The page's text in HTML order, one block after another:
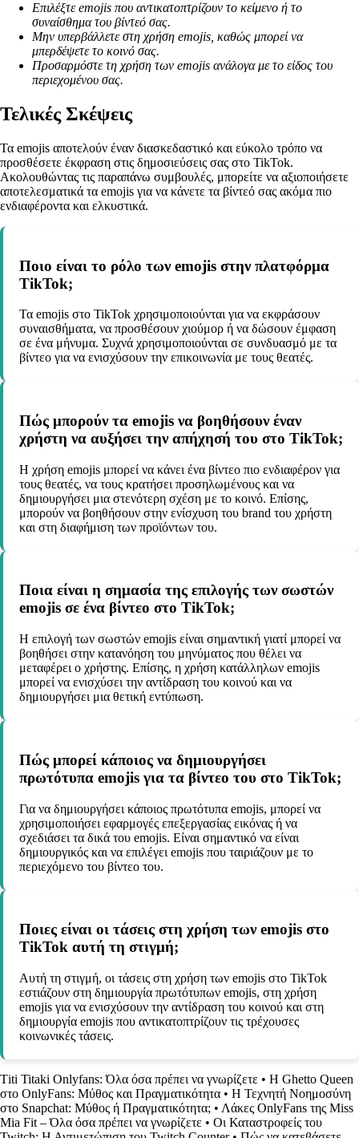
Επιλέξτε emojis που αντικατοπτρίζουν το κείμενο ή το
συναίσθημα του βίντεό σας.
Μην υπερβάλλετε στη χρήση emojis, καθώς μπορεί να
μπερδέψετε το κοινό σας.
Προσαρμόστε τη χρήση των emojis ανάλογα με το είδος του
περιεχομένου σας.
Τελικές Σκέψεις
Τα emojis αποτελούν έναν διασκεδαστικό και εύκολο τρόπο να
προσθέσετε έκφραση στις δημοσιεύσεις σας στο TikTok.
Ακολουθώντας τις παραπάνω συμβουλές, μπορείτε να αξιοποιήσετε
αποτελεσματικά τα emojis για να κάνετε τα βίντεό σας ακόμα πιο
ενδιαφέροντα και ελκυστικά.
Ποιο είναι το ρόλο των emojis στην πλατφόρμα
TikTok;
Τα emojis στο TikTok χρησιμοποιούνται για να εκφράσουν
συναισθήματα, να προσθέσουν χιούμορ ή να δώσουν έμφαση
σε ένα μήνυμα. Συχνά χρησιμοποιούνται σε συνδυασμό με τα
βίντεο για να ενισχύσουν την επικοινωνία με τους θεατές.
Πώς μπορούν τα emojis να βοηθήσουν έναν
χρήστη να αυξήσει την απήχησή του στο TikTok;
Η χρήση emojis μπορεί να κάνει ένα βίντεο πιο ενδιαφέρον για
τους θεατές, να τους κρατήσει προσηλωμένους και να
δημιουργήσει μια στενότερη σχέση με το κοινό. Επίσης,
μπορούν να βοηθήσουν στην ενίσχυση του brand του χρήστη
και στη διαφήμιση των προϊόντων του.
Ποια είναι η σημασία της επιλογής των σωστών
emojis σε ένα βίντεο στο TikTok;
Η επιλογή των σωστών emojis είναι σημαντική γιατί μπορεί να
βοηθήσει στην κατανόηση του μηνύματος που θέλει να
μεταφέρει ο χρήστης. Επίσης, η χρήση κατάλληλων emojis
μπορεί να ενισχύσει την αντίδραση του κοινού και να
δημιουργήσει μια θετική εντύπωση.
Πώς μπορεί κάποιος να δημιουργήσει
πρωτότυπα emojis για τα βίντεο του στο TikTok;
Για να δημιουργήσει κάποιος πρωτότυπα emojis, μπορεί να
χρησιμοποιήσει εφαρμογές επεξεργασίας εικόνας ή να
σχεδιάσει τα δικά του emojis. Είναι σημαντικό να είναι
δημιουργικός και να επιλέγει emojis που ταιριάζουν με το
περιεχόμενο του βίντεο του.
Ποιες είναι οι τάσεις στη χρήση των emojis στο
TikTok αυτή τη στιγμή;
Αυτή τη στιγμή, οι τάσεις στη χρήση των emojis στο TikTok
εστιάζουν στη δημιουργία πρωτότυπων emojis, στη χρήση
emojis για να ενισχύσουν την αντίδραση του κοινού και στη
δημιουργία emojis που αντικατοπτρίζουν τις τρέχουσες
κοινωνικές τάσεις.
Τiti Titaki Onlyfans: Όλα όσα πρέπει να γνωρίζετε • Η Ghetto Queen
στο OnlyFans: Μύθος και Πραγματικότητα • Η Τεχνητή Νοημοσύνη
στο Snapchat: Μύθος ή Πραγματικότητα; • Λάκες OnlyFans της Miss
Mia Fit – Όλα όσα πρέπει να γνωρίζετε • Οι Καταστροφείς του